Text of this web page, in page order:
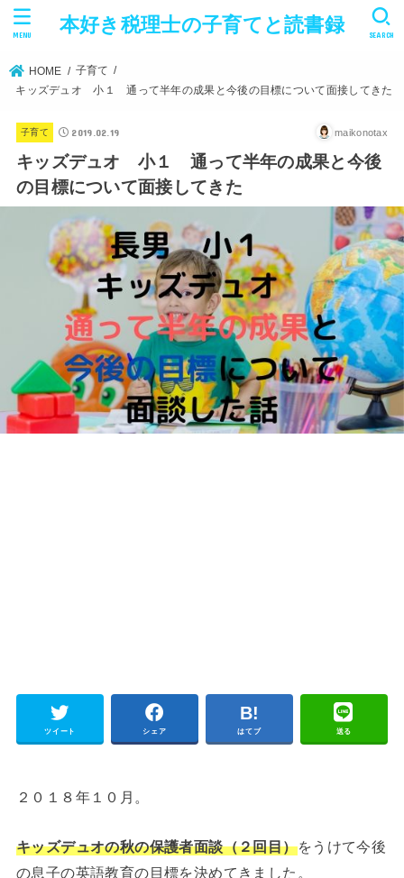
本好き税理士の子育てと読書録 SEARCH
MENU
HOME
子育て
キッズデュオ 小１ 通って半年の成果と今後の目標について面接してきた
子育て 2019.02.19 maikonotax
キッズデュオ 小１ 通って半年の成果と今後
の目標について面接してきた
ツイート シェア はてブ 送る
２０１８年１０月。
キッズデュオの秋の保護者面談（２回目）をうけて今後
の息子の英語教育の目標を決めてきました。